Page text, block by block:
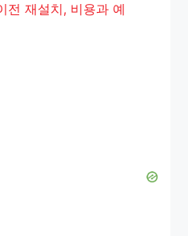
전 재설치, 비용과 예